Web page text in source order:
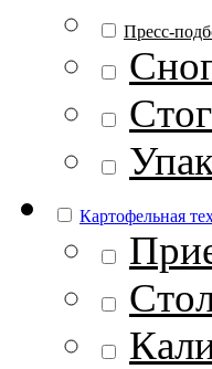
Пресс-
Картофельная